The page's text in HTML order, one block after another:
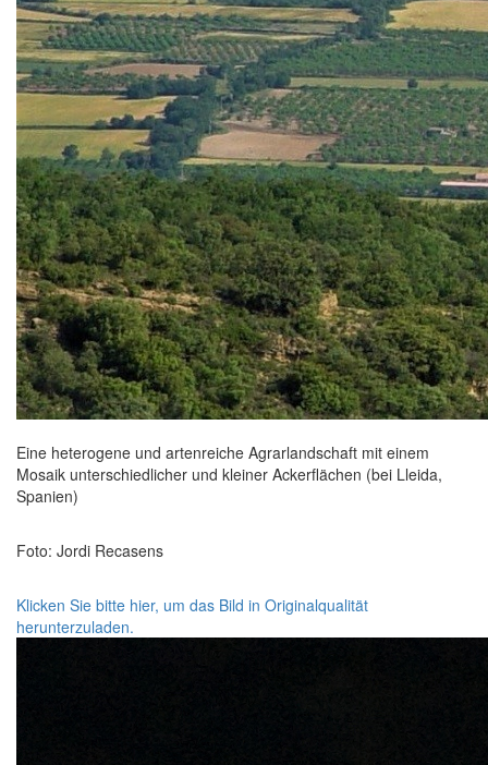
Eine heterogene und artenreiche Agrarlandschaft mit einem
Mosaik unterschiedlicher und kleiner Ackerflächen (bei Lleida,
Spanien)
Foto: Jordi Recasens
Klicken Sie bitte hier, um das Bild in Originalqualität
herunterzuladen.